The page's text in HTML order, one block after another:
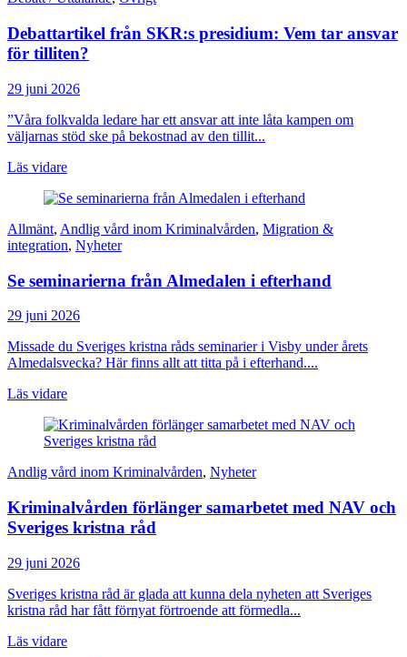
Debattartikel från SKR:s presidium: Vem tar ansvar
för tilliten?
29 juni 2026
”Våra folkvalda ledare har ett ansvar att inte låta kampen om
väljarnas stöd ske på bekostnad av den tillit...
Läs vidare
Allmänt, Andlig vård inom Kriminalvården, Migration &
integration, Nyheter
Se seminarierna från Almedalen i efterhand
29 juni 2026
Missade du Sveriges kristna råds seminarier i Visby under årets
Almedalsvecka? Här finns allt att titta på i efterhand....
Läs vidare
Andlig vård inom Kriminalvården, Nyheter
Kriminalvården förlänger samarbetet med NAV och
Sveriges kristna råd
29 juni 2026
Sveriges kristna råd är glada att kunna dela nyheten att Sveriges
kristna råd har fått förnyat förtroende att förmedla...
Läs vidare